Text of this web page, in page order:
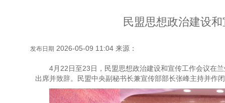
民盟思想政治建设
发布日期 2026-05-09 11:04 来源：
4月22日至23日，民盟思想政治建设和宣传工作会议在
出席并致辞。民盟中央副秘书长兼宣传部部长张峰主持并作